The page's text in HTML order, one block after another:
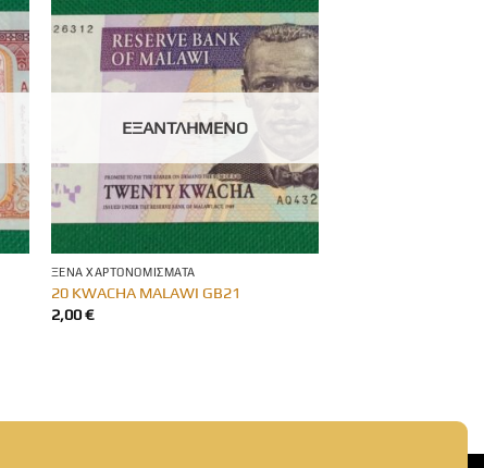
ΕΞΑΝΤΛΗΜΈΝΟ
ΞΈΝΑ ΧΑΡΤΟΝΟΜΊΣΜΑΤΑ
20 KWACHA MALAWI GB21
2,00€